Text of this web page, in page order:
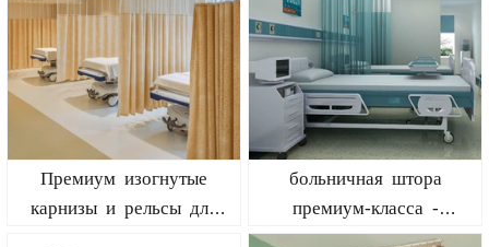
Премиум изогнутые
карнизы и рельсы для
больничная штора
премиум-класса -
изогнутая и